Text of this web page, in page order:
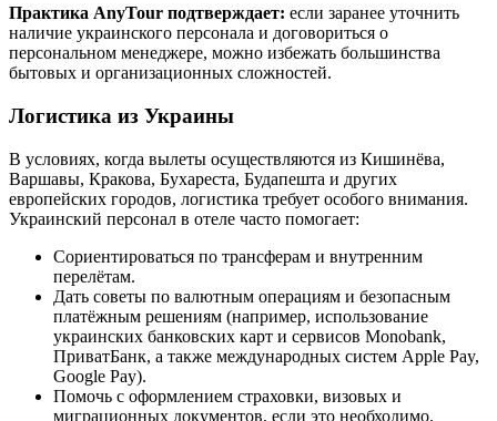
Практика AnyTour подтверждает: если заранее уточнить
наличие украинского персонала и договориться о
персональном менеджере, можно избежать большинства
бытовых и организационных сложностей.
Логистика из Украины
В условиях, когда вылеты осуществляются из Кишинёва,
Варшавы, Кракова, Бухареста, Будапешта и других
европейских городов, логистика требует особого внимания.
Украинский персонал в отеле часто помогает:
Сориентироваться по трансферам и внутренним
перелётам.
Дать советы по валютным операциям и безопасным
платёжным решениям (например, использование
украинских банковских карт и сервисов Monobank,
ПриватБанк, а также международных систем Apple Pay,
Google Pay).
Помочь с оформлением страховки, визовых и
миграционных документов, если это необходимо.